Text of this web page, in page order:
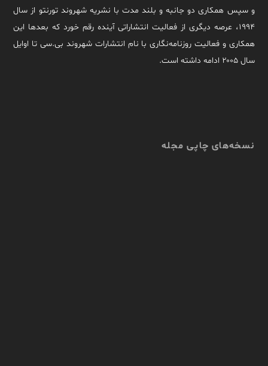
و سپس همکاری دو جانبه و بلند مدت با نشریه شهروند تورنتو از سال
۱۹۹۴، عرصه دیگری از فعالیت انتشاراتی آینده رقم خورد که بعدها این
همکاری و فعالیت روزنامه‌نگاری با نام انتشارات شهروند بی.سی تا اوایل
سال ۲۰۰۵ ادامه داشته است.
نسخه‌های چاپی مجله